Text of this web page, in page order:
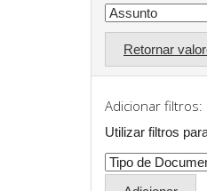
Retornar
Adicionar filtros:
Utilizar filtros